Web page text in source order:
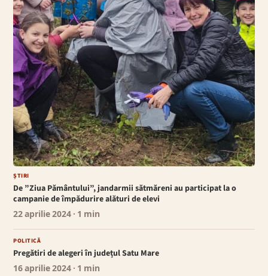
ȘTIRI
De ”Ziua Pământului”, jandarmii sătmăreni au participat la o
campanie de împădurire alături de elevi
22 aprilie 2024 · 1 min
POLITICĂ
Pregătiri de alegeri în județul Satu Mare
16 aprilie 2024 · 1 min